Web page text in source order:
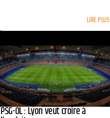
LIRE PLUS
PSG-OL : Lyon veut croire à